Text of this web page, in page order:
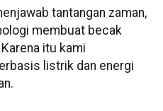
tantangan zaman,
membuat becak
itu kami
listrik dan energi